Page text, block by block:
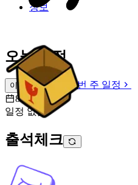
정보
오늘 일정
이번 주 일정
이번 주 일정
8월 6일 [목]
일정 없음
출석체크